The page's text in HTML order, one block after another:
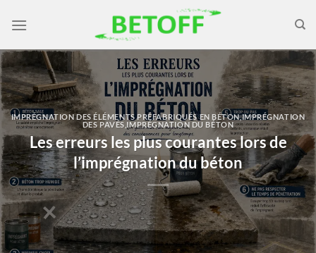
IMPRÉGNATION DES ÉLÉMENTS PRÉFABRIQUÉS EN BÉTON,IMPRÉGNATION
DES PAVÉS IMPRÉGNATION DU BÉTON
Les erreurs les plus courantes lors de
l’imprégnation du béton